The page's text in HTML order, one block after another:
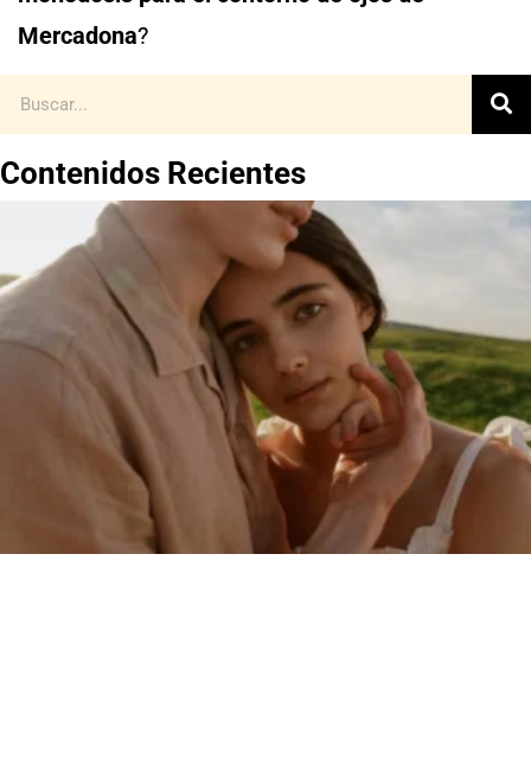
Mercadona?
Contenidos Recientes